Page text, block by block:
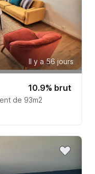
Il y a 56 jours
10.9% brut
de 93m2